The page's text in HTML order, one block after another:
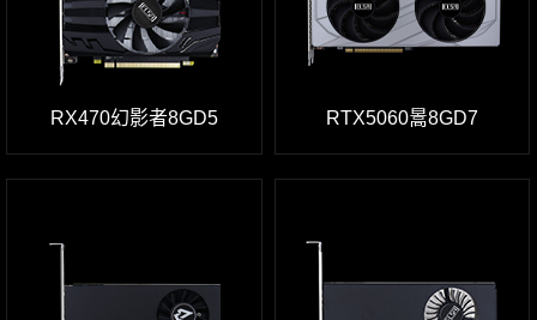
RX470幻影者8GD5 RTX5060暠8GD7